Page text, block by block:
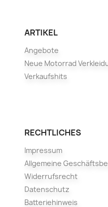
ARTIKEL
Angebote
Neue Motorrad
Verkaufshits
RECHTLICHES
Impressum
Allgemeine
Widerrufsrecht
Datenschutz
Batteriehinweis